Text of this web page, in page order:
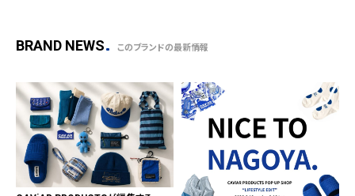
BRAND NEWS このブランドの最新情報